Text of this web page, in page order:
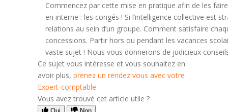
Commencez par cette mise en pratique afin de les
en interne : les congés ! Si l’intelligence collective est
relations au sein d’un groupe. Comment satisfaire
concessions. Partir hors ou pendant les vacances
vaste sujet ! Nous vous donnerons de judicieux
Ce sujet vous intéresse et vous souhaitez en
avoir plus, prenez un rendez vous avec votre
Expert-comptable
Vous avez trouvé cet article utile ?